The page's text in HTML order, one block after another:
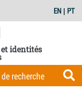
EN | PT
identités
recherche